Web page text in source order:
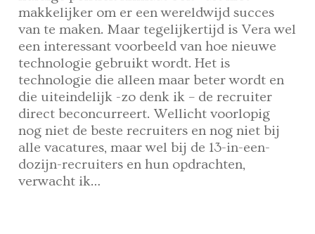
makkelijker om er een wereldwijd succes
van te maken. Maar tegelijkertijd is Vera wel
een interessant voorbeeld van hoe nieuwe
technologie gebruikt wordt. Het is
technologie die alleen maar beter wordt en
die uiteindelijk -zo denk ik – de recruiter
direct beconcurreert. Wellicht voorlopig
nog niet de beste recruiters en nog niet bij
alle vacatures, maar wel bij de 13-in-een-
dozijn-recruiters en hun opdrachten,
verwacht ik…